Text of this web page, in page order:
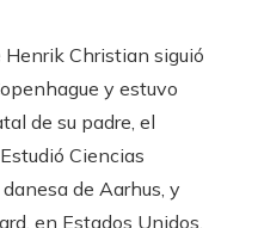
Christian siguió
y estuvo
de su padre, el
Ciencias
de Aarhus, y
en Estados Unidos.